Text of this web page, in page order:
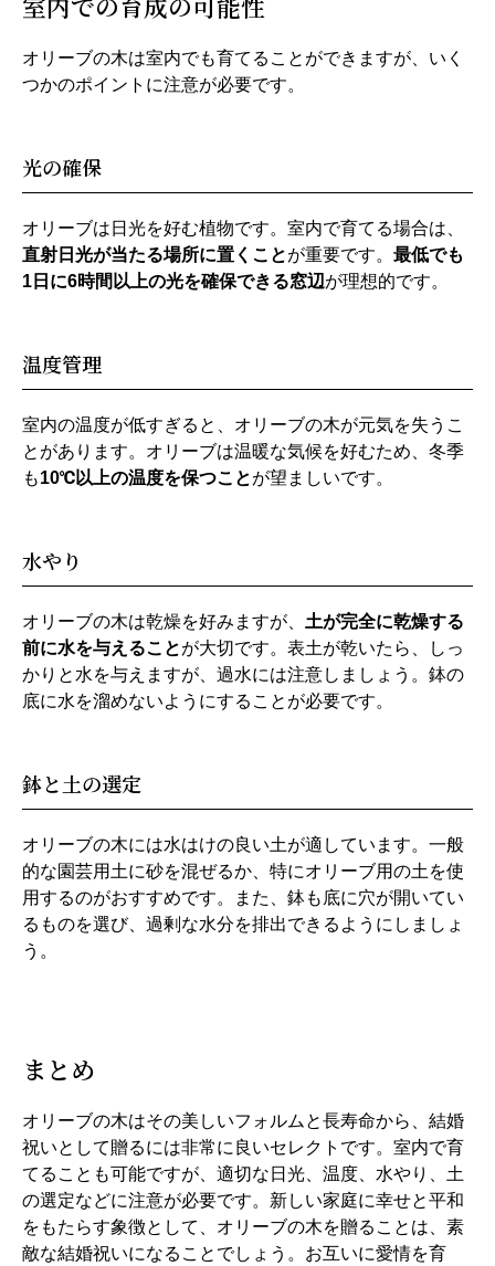
オリーブの木は室内でも育てることができますが、いく
つかのポイントに注意が必要です。
光の確保
オリーブは日光を好む植物です。室内で育てる場合は、
直射日光が当たる場所に置くことが重要です。 最低でも
1日に6時間以上の光を確保できる窓辺が理想的です。
温度管理
室内の温度が低すぎると、オリーブの木が元気を失うこ
とがあります。オリーブは温暖な気候を好むため、冬季
も10℃以上の温度を保つことが望ましいです。
水やり
オリーブの木は乾燥を好みますが、 土が完全に乾燥する
前に水を与えることが大切です。表土が乾いたら、しっ
かりと水を与えますが、過水には注意しましょう。鉢の
底に水を溜めないようにすることが必要です。
鉢と土の選定
オリーブの木には水はけの良い土が適しています。一般
的な園芸用土に砂を混ぜるか、特にオリーブ用の土を使
用するのがおすすめです。また、鉢も底に穴が開いてい
るものを選び、過剰な水分を排出できるようにしましょ
う。
まとめ
オリーブの木はその美しいフォルムと長寿命から、結婚
祝いとして贈るには非常に良いセレクトです。室内で育
てることも可能ですが、適切な日光、温度、水やり、土
の選定などに注意が必要です。新しい家庭に幸せと平和
をもたらす象徴として、オリーブの木を贈ることは、素
敵な結婚祝いになることでしょう。お互いに愛情を育